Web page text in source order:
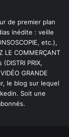
de premier plan
inédite : veille
etc.),
LE COMMERÇANT
PRIX,
GRANDE
le blog sur lequel
Soit une